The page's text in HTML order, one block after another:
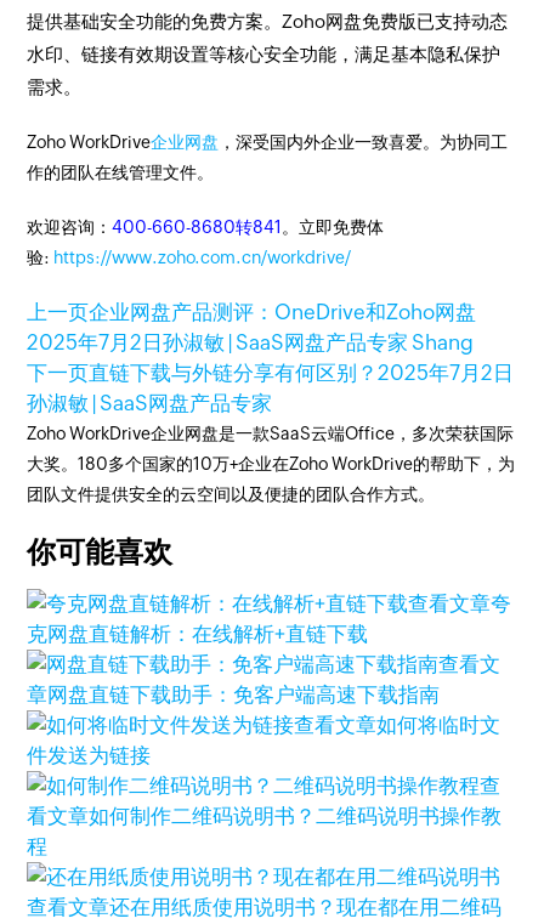
提供基础安全功能的免费方案。Zoho网盘免费版已支持动态
水印、链接有效期设置等核心安全功能，满足基本隐私保护
需求。
Zoho WorkDrive企业网盘 ，深受国内外企业一致喜爱。为协同工
作的团队在线管理文件。
欢迎咨询：400-660-8680转841 。立即免费体
验: https://www.zoho.com.cn/workdrive/
上一页企业网盘产品测评：OneDrive和Zoho网盘
2025年7月2日孙淑敏 | SaaS网盘产品专家 Shang
下一页直链下载与外链分享有何区别？2025年7月2日
孙淑敏 | SaaS网盘产品专家
Zoho WorkDrive企业网盘是一款SaaS云端Office，多次荣获国际
大奖。180多个国家的10万+企业在Zoho WorkDrive的帮助下，为
团队文件提供安全的云空间以及便捷的团队合作方式。
你可能喜欢
查看文章夸
克网盘直链解析：在线解析+直链下载
查看文
章网盘直链下载助手：免客户端高速下载指南
查看文章如何将临时文
件发送为链接
查
看文章如何制作二维码说明书？二维码说明书操作教
程
查看文章还在用纸质使用说明书？现在都在用二维码